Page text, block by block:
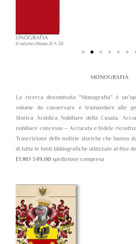
MONOGRAFIA
La ricerca denominata “Monografia” è
volume da conservare e tramandare alle
Storica Araldica Nobiliare della Casata.
nobiliare concesso – Accurata e fedele
Trascrizione delle notizie storiche che hanno
di tutte le fonti bibliografiche utilizzate al fine
EURO 349,00 spedizione compresa